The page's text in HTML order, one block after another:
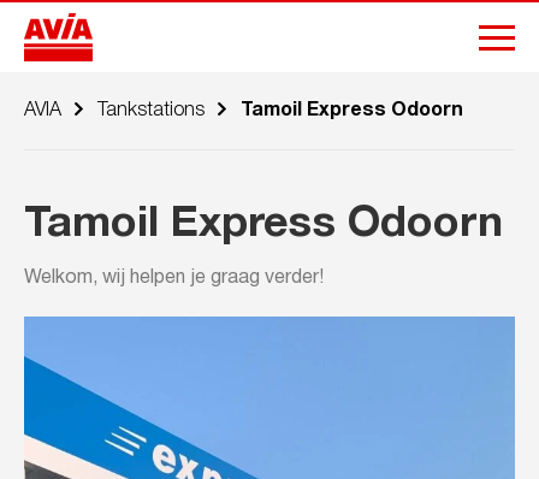
AVIA Tankstations Tamoil Express Odoorn
Tamoil Express Odoorn
Welkom, wij helpen je graag verder!